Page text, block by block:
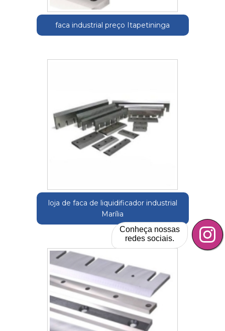
faca industrial preço Itapetininga
loja de faca de liquidificador industrial
Marília
Conheça nossas
redes sociais.